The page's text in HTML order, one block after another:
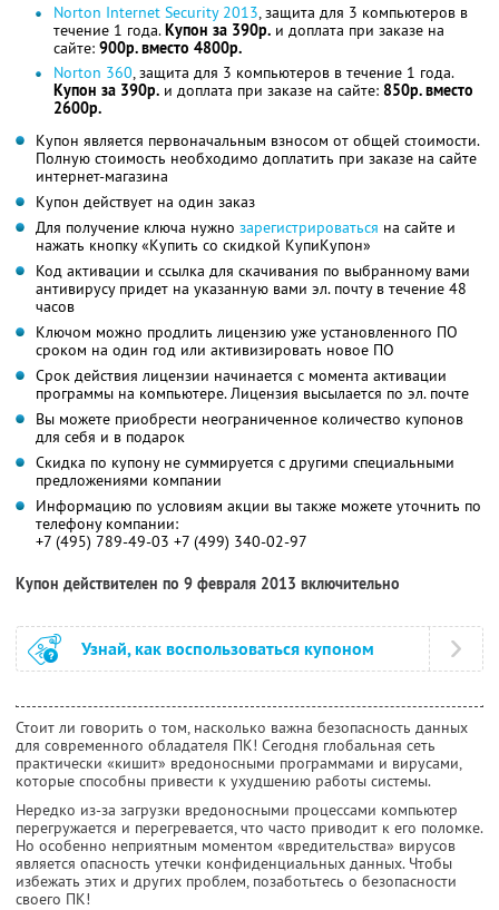
Norton Internet Security 2013, защита для 3 компьютеров в
течение 1 года.Купон за 390р. и доплата при заказе на
сайте: 900р. вместо 4800р.
Norton 360, защита для 3 компьютеров в течение 1 года.
Купон за 390р. и доплата при заказе на сайте: 850р. вместо
2600р.
Купон является первоначальным взносом от общей стоимости.
Полную стоимость необходимо доплатить при заказе на сайте
интернет-магазина
Купон действует на один заказ
Для получение ключа нужно зарегистрироваться на сайте и
нажать кнопку «Купить со скидкой КупиКупон»
Код активации и ссылка для скачивания по выбранному вами
антивирусу придет на указанную вами эл. почту в течение 48
часов
Ключом можно продлить лицензию уже установленного ПО
сроком на один год или активизировать новое ПО
Срок действия лицензии начинается с момента активации
программы на компьютере. Лицензия высылается по эл. почте
Вы можете приобрести неограниченное количество купонов
для себя и в подарок
Скидка по купону не суммируется с другими специальными
предложениями компании
Информацию по условиям акции вы также можете уточнить по
телефону компании:
+7 (495) 789-49-03 +7 (499) 340-02-97
Купон действителен по 9 февраля 2013 включительно
Узнай, как воспользоваться купоном
Стоит ли говорить о том, насколько важна безопасность данных
для современного обладателя ПК! Сегодня глобальная сеть
практически «кишит» вредоносными программами и вирусами,
которые способны привести к ухудшению работы системы.
Нередко из-за загрузки вредоносными процессами компьютер
перегружается и перегревается, что часто приводит к его поломке.
Но особенно неприятным моментом «вредительства» вирусов
является опасность утечки конфиденциальных данных. Чтобы
избежать этих и других проблем, позаботьтесь о безопасности
своего ПК!